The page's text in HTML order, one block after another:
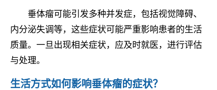
垂体瘤可能引发多种并发症，包括视觉障碍、
内分泌失调等，这些症状可能严重影响患者的生活
质量。一旦出现相关症状，应及时就医，进行评估
与处理。
生活方式如何影响垂体瘤的症状？